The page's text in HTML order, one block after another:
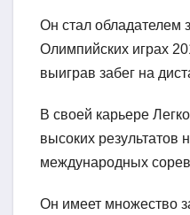
Он стал обладателем
Олимпийских играх
выиграв забег на
В своей карьере
высоких результатов
международных
Он имеет множество